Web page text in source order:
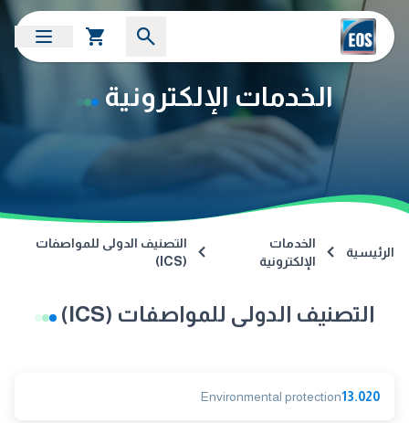
الخدمات الإلكترونية
الرئيسية
الخدمات
الإلكترونية
التصنيف الدولى للمواصفات
(ICS)
التصنيف الدولى للمواصفات (ICS)
13.020
Environmental protection